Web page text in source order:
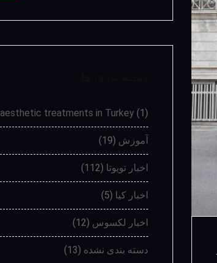
aesthetic treatments in Turkey (1)
آموزش (19)
اخبار تویوتا (112)
اخبار کیا (5)
اخبار لکسوس (12)
دسته بندی نشده (13)